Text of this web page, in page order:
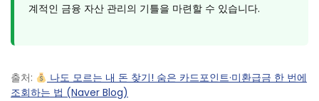
계적인 금융 자산 관리의 기틀을 마련할 수 있습니다.
출처:
나도 모르는 내 돈 찾기! 숨은 카드포인트·미환급금 한 번에
조회하는 법 (Naver Blog)